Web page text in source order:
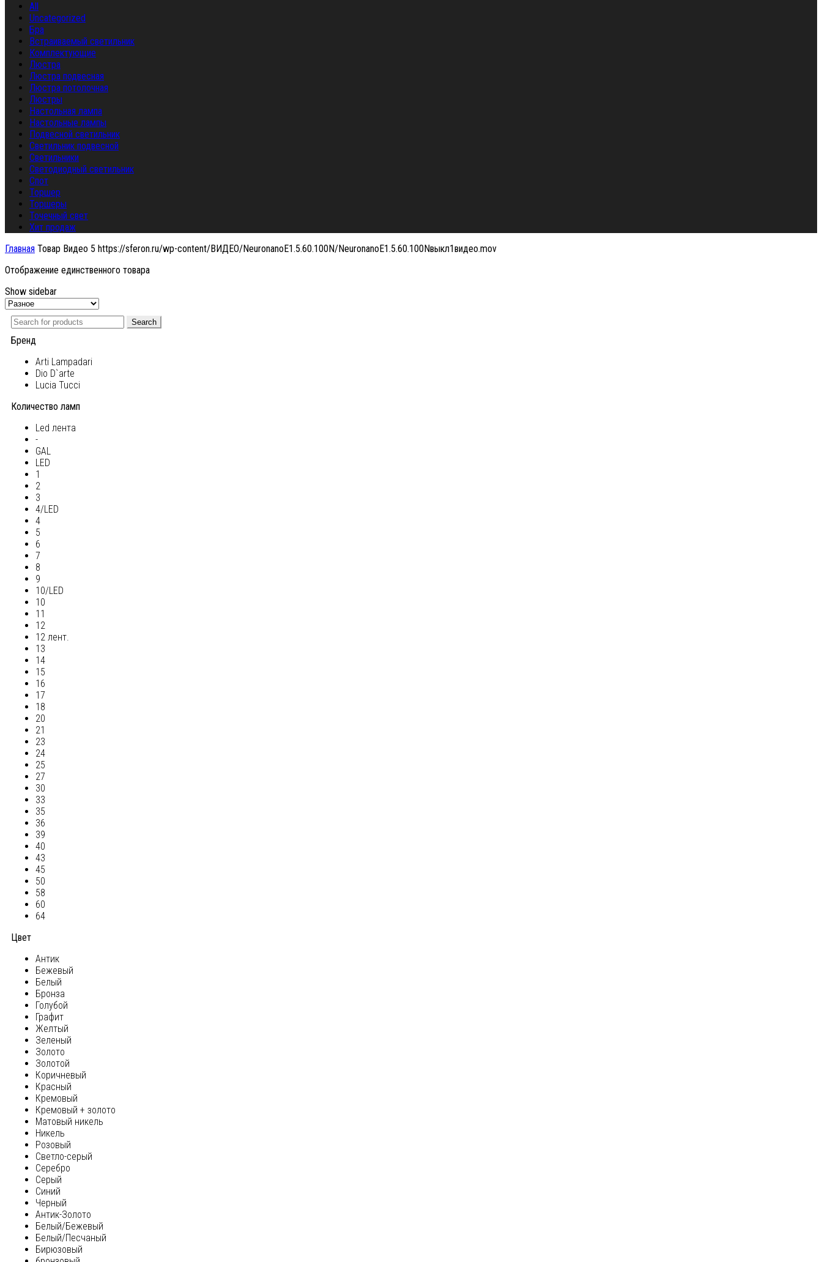
All
Uncategorized
Бра
Встраиваемый светильник
Комплектующие
Люстра
Люстра подвесная
Люстра потолочная
Люстры
Настольная лампа
Настольные лампы
Подвесной светильник
Светильник подвесной
Светильники
Светодиодный светильник
Спот
Торшер
Торшеры
Точечный свет
Хит продаж
Главная Товар Видео 5 https://sferon.ru/wp-content/ВИДЕО/NeuronanoE1.5.60.100N/NeuronanoE1.5.60.100Nвыкл1видео.mov
Отображение единственного товара
Show sidebar
Search
Бренд
Arti Lampadari
Dio D`arte
Lucia Tucci
Количество ламп
Led лента
-
GAL
LED
1
2
3
4/LED
4
5
6
7
8
9
10/LED
10
11
12
12 лент.
13
14
15
16
17
18
20
21
23
24
25
27
30
33
35
36
39
40
43
45
50
58
60
64
Цвет
Антик
Бежевый
Белый
Бронза
Голубой
Графит
Желтый
Зеленый
Золото
Золотой
Коричневый
Красный
Кремовый
Кремовый + золото
Матовый никель
Никель
Розовый
Светло-серый
Серебро
Серый
Синий
Черный
Антик-Золото
Белый/Бежевый
Белый/Песчаный
Бирюзовый